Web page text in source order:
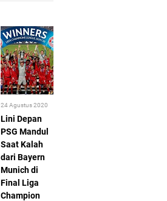
24 Agustus 2020
Lini Depan
PSG Mandul
Saat Kalah
dari Bayern
Munich di
Final Liga
Champion